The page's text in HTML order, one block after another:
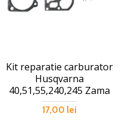
Kit reparatie carburator
Husqvarna
40,51,55,240,245 Zama
17,00 lei